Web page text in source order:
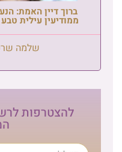
ממודיעין עילית
שלמה
להצטרפות